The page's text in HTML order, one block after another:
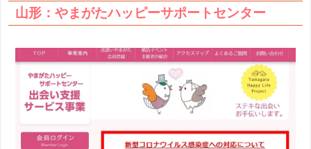
山形：やまがたハッピーサポートセンター